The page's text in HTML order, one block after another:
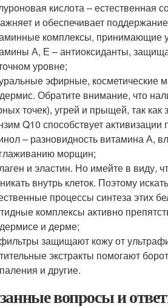
кислота – естественная
и обеспечивает
комплексы, принимающие
А, Е – антиоксиданты,
уровне;
эфирные, косметические
Обратите внимание, что
точек), угрей и прыщей, так как
Q10 способствует
– разновидность витамина А,
морщин;
и эластин. Но имейте в виду,
внутрь клеток. Поэтому
процессы синтеза этих
комплексы активно
и дерме;
защищают кожу от
экстракты помогают
и другие.
вопросы и